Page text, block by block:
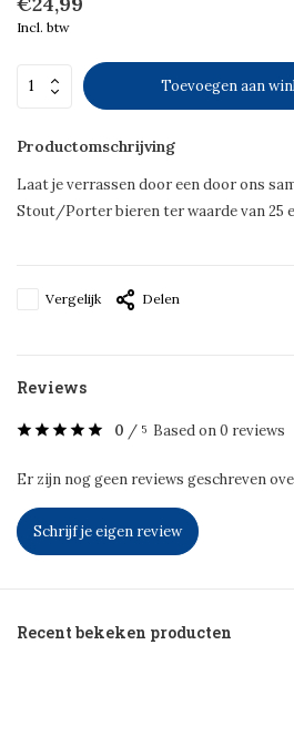
Incl. btw
Toevoegen aan
Productomschrijving
Laat je verrassen door een door ons
Stout/Porter bieren ter waarde van 25
Vergelijk Delen
Reviews
0 / 5 Based on 0 reviews
Er zijn nog geen reviews geschreven
Schrijf je eigen review
Recent bekeken producten